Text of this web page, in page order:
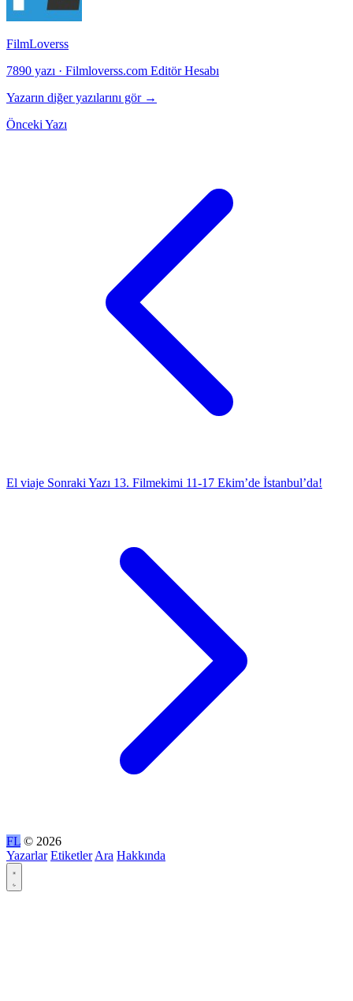
FilmLoverss
7890 yazı · Filmloverss.com Editör Hesabı
Yazarın diğer yazılarını gör →
Önceki Yazı
El viaje Sonraki Yazı 13. Filmekimi 11-17 Ekim’de İstanbul’da!
FL © 2026
Yazarlar Etiketler Ara Hakkında